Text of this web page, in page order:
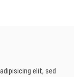
elit, sed